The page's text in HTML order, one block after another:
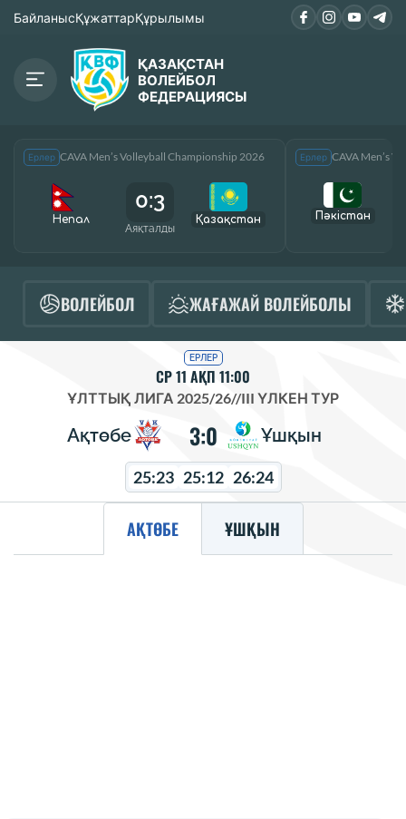
БайланысҚұжаттарҚұрылымы
ҚАЗАҚСТАН
ВОЛЕЙБОЛ
ФЕДЕРАЦИЯСЫ
Ерлер CAVA Men’s Volleyball Championship 2026
Непал
0:3
Аяқталды
Қазақcтан
Ерлер CAVA Men’s
Пәкістан
ВОЛЕЙБОЛ ЖАҒАЖАЙ ВОЛЕЙБОЛЫ
ЕРЛЕР
СР 11 АҚП 11:00
ҰЛТТЫҚ ЛИГА 2025/26//III ҮЛКЕН ТУР
Ақтөбе 3:0 Ұшқын
25:23 25:12 26:24
АҚТӨБЕ ҰШҚЫН